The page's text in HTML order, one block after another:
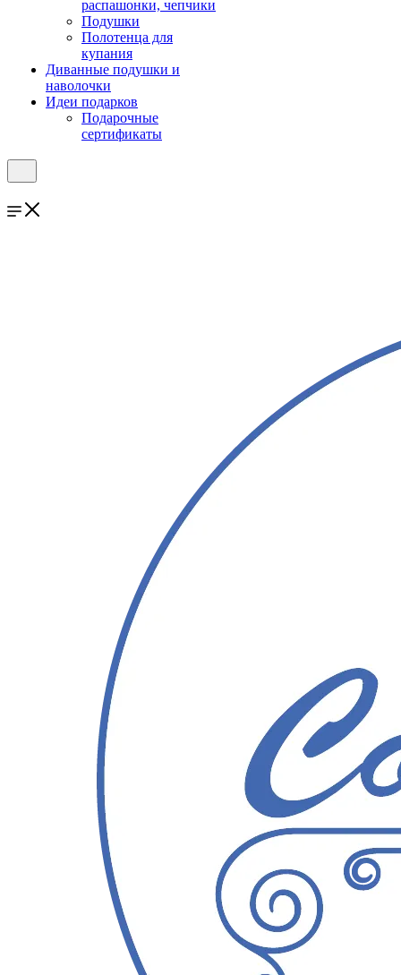
распашонки, чепчики
Подушки
Полотенца для
купания
Диванные подушки и
наволочки
Идеи подарков
Подарочные
сертификаты